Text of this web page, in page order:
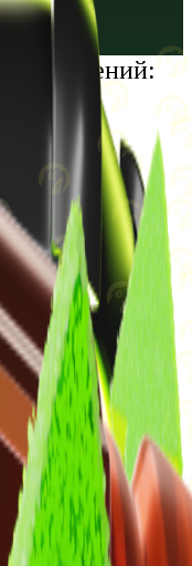
вам исполнилось